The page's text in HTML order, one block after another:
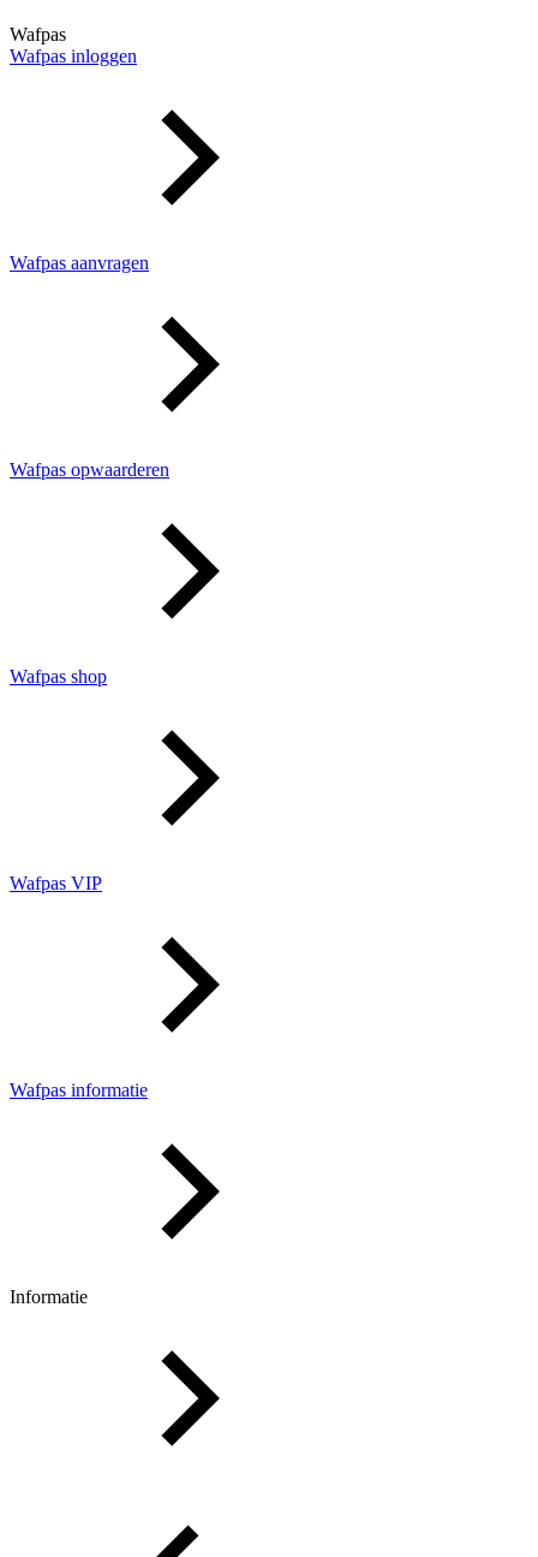
Wafpas
Wafpas inloggen
Wafpas aanvragen
Wafpas opwaarderen
Wafpas shop
Wafpas VIP
Wafpas informatie
Informatie